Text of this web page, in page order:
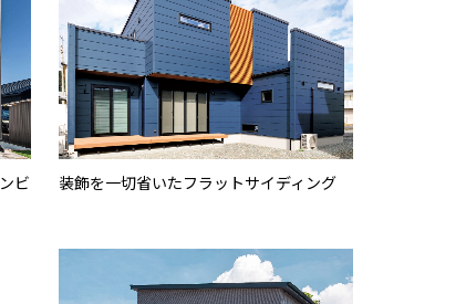
ビ
装飾を一切省いたフラットサイディング